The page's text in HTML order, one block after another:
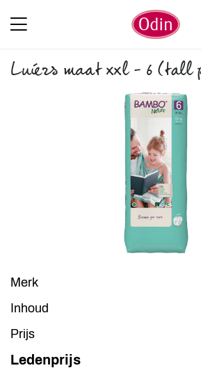
Luiers maat xxl - 6 (tall
Merk
Inhoud
Prijs
Ledenprijs